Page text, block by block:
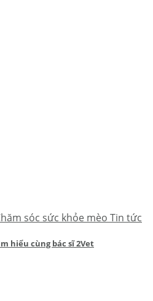
sóc sức khỏe mèo Tin tức
hiểu cùng bác sĩ 2Vet